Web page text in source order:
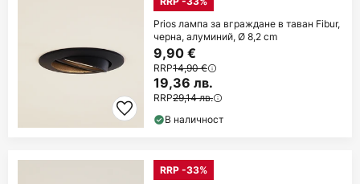
Prios лампа за вграждане в таван Fibur,
черна, алуминий, Ø 8,2 cm
9,90 €
RRP14,90 €
19,36 лв.
RRP29,14 лв.
В наличност
RRP -33%